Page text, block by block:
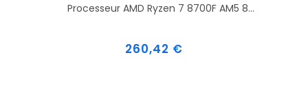
Processeur AMD Ryzen 7 8700F AM5 8...
Prix
260,42 €